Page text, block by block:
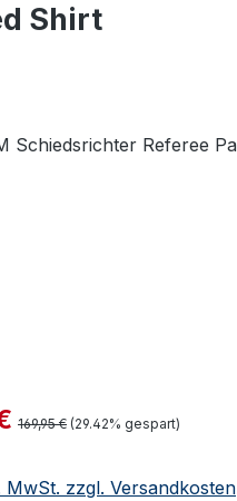
Shirt
überspringen
Regulärer Preis:
169,95 € (29.42% gespart)
MwSt. zzgl. Versandkosten